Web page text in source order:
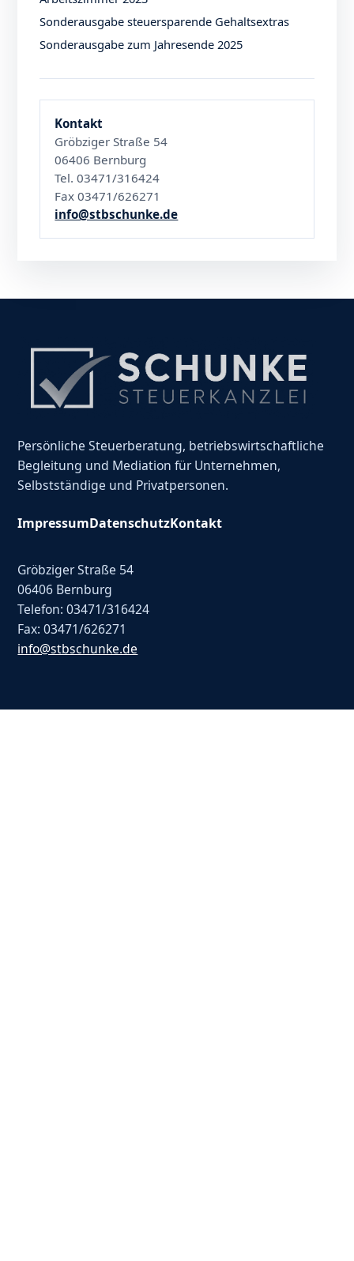
Sonderausgabe steuersparende Gehaltsextras
Sonderausgabe zum Jahresende 2025
Kontakt
Gröbziger Straße 54
06406 Bernburg
Tel. 03471/316424
Fax 03471/626271
info@stbschunke.de
Persönliche Steuerberatung, betriebswirtschaftliche
Begleitung und Mediation für Unternehmen,
Selbstständige und Privatpersonen.
ImpressumDatenschutzKontakt
Gröbziger Straße 54
06406 Bernburg
Telefon: 03471/316424
Fax: 03471/626271
info@stbschunke.de